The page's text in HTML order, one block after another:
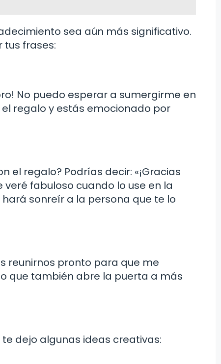
sea aún más significativo.
tus frases:
No puedo esperar a sumergirme en
regalo y estás emocionado por
el regalo? Podrías decir: «¡Gracias
fabuloso cuando lo use en la
sonreír a la persona que te lo
reunirnos pronto para que me
que también abre la puerta a más
dejo algunas ideas creativas: